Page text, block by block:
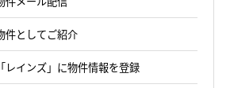
件としてご紹介
レインズ」に物件情報を登録